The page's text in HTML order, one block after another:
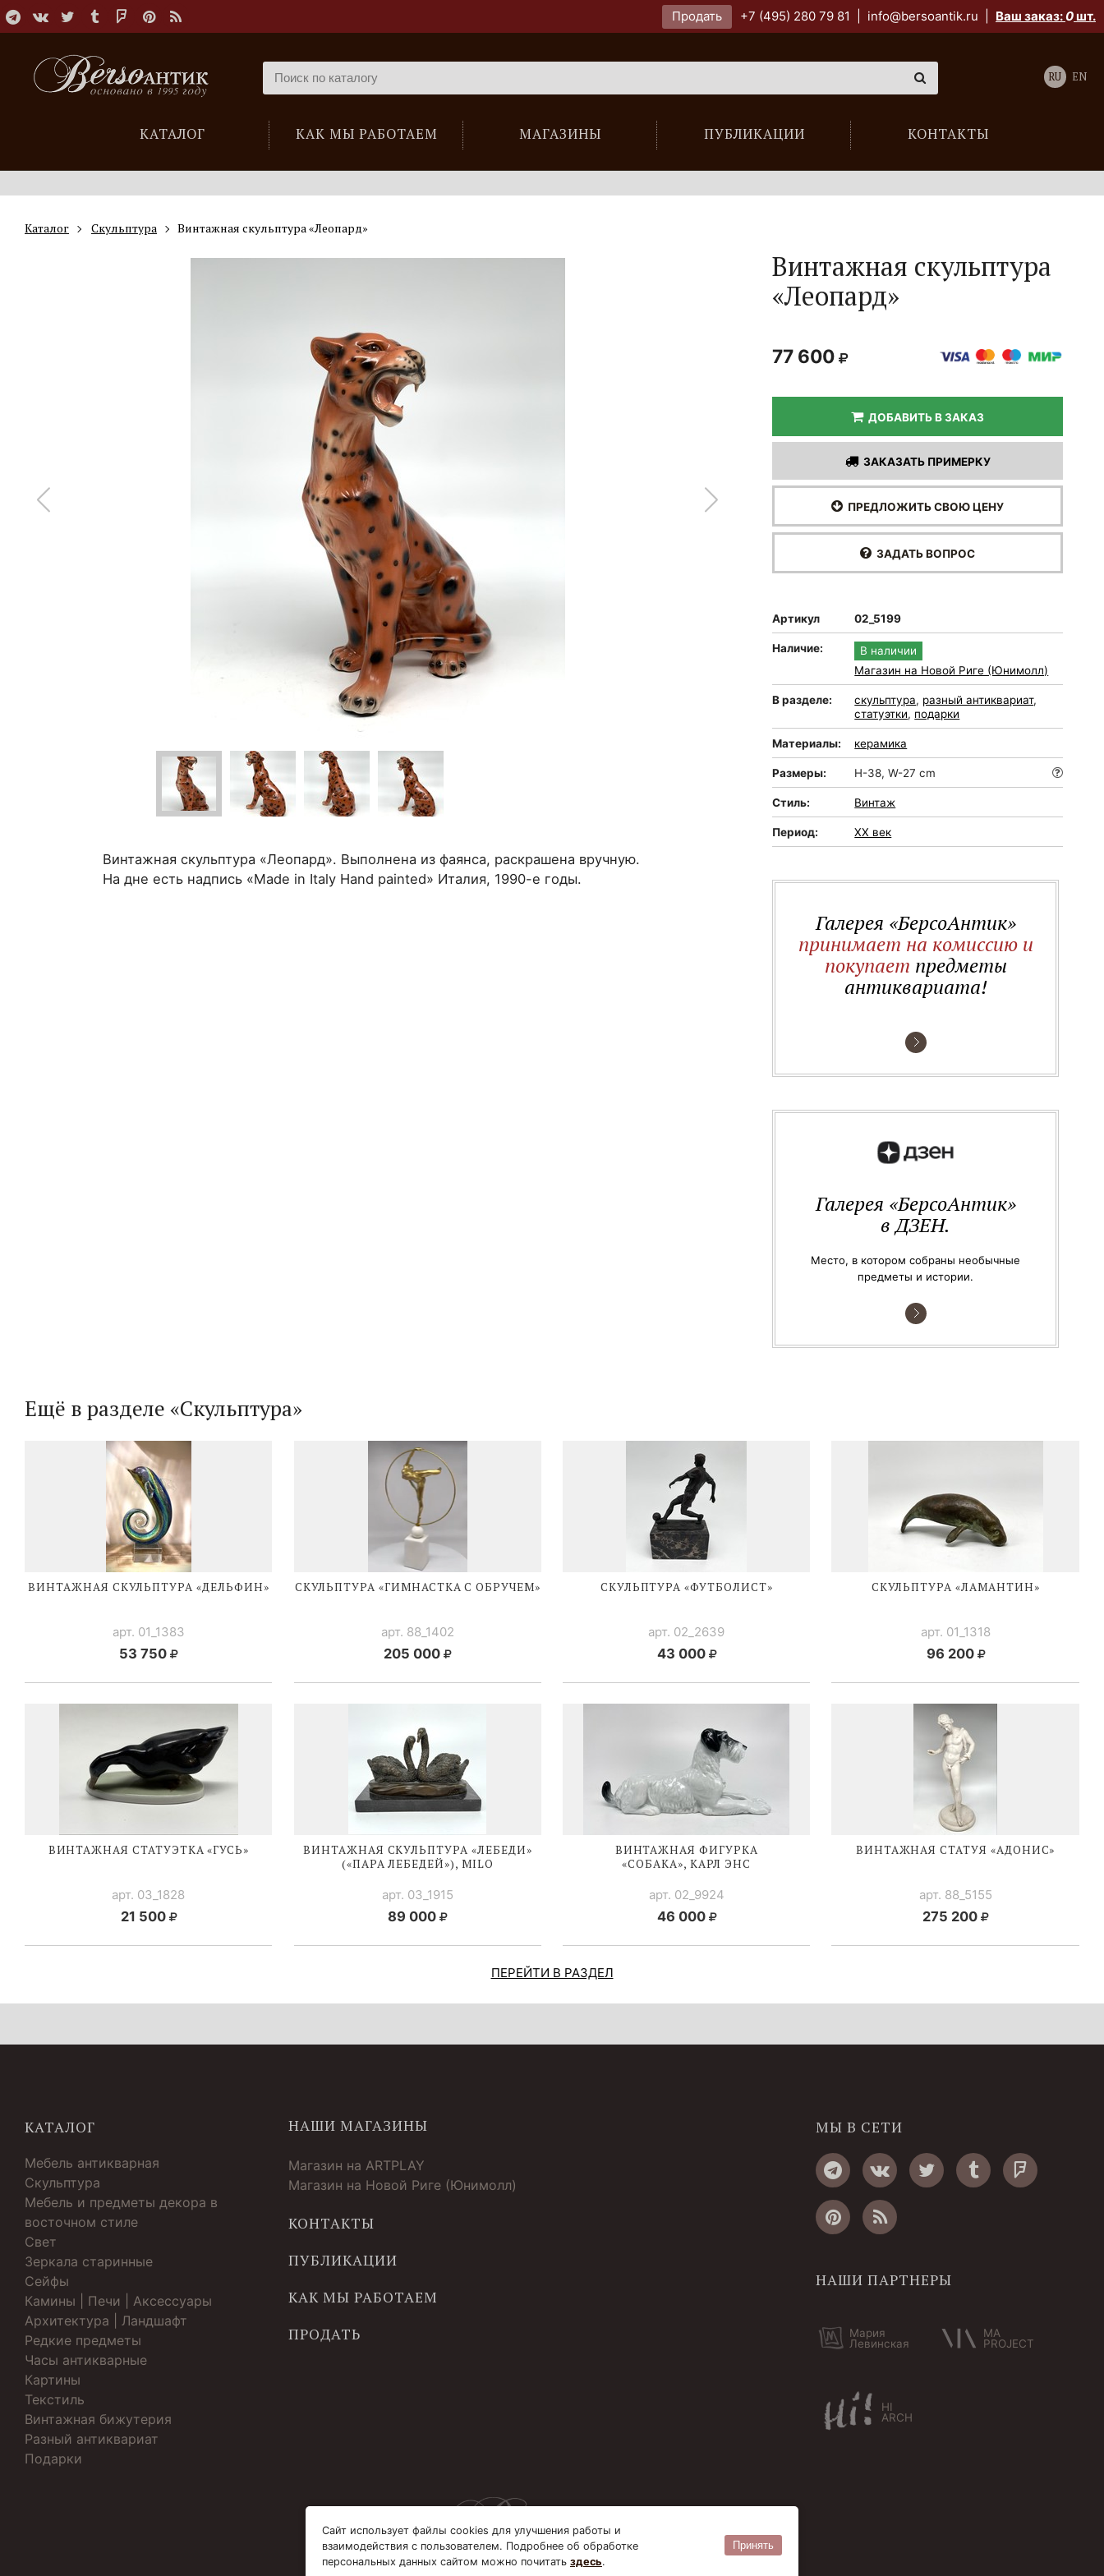
Продать +7 (495) 280 79 81 info@bersoantik.ru Ваш заказ:0шт.
КАТАЛОГ КАК МЫ РАБОТАЕМ МАГАЗИНЫ ПУБЛИКАЦИИ КОНТАКТЫ
RU EN
Каталог Скульптура Винтажная скульптура «Леопард»
Винтажная скульптура «Леопард». Выполнена из фаянса, раскрашена вручную.
На дне есть надпись «Made in Italy Hand painted» Италия, 1990-е годы.
Винтажная скульптура
«Леопард»
77 600
ДОБАВИТЬ В ЗАКАЗ
ЗАКАЗАТЬ ПРИМЕРКУ
ПРЕДЛОЖИТЬ СВОЮ ЦЕНУ
ЗАДАТЬ ВОПРОС
Артикул 02_5199
Наличие:
В наличии
Магазин на Новой Риге (Юнимолл)
В разделе: скульптура, разный антиквариат,
статуэтки, подарки
Материалы: керамика
Размеры: H-38, W-27 cm
Стиль: Винтаж
Период: XX век
Галерея «БерсоАнтик»
принимает на комиссию и
покупает предметы
антиквариата!
Галерея «БерсоАнтик»
в ДЗЕН.
Место, в котором собраны необычные
предметы и истории.
Ещё в разделе «Скульптура»
ВИНТАЖНАЯ СКУЛЬПТУРА «ДЕЛЬФИН»
арт. 01_1383
53 750
СКУЛЬПТУРА «ГИМНАСТКА С ОБРУЧЕМ»
арт. 88_1402
205 000
СКУЛЬПТУРА «ФУТБОЛИСТ»
арт. 02_2639
43 000
СКУЛЬПТУРА «ЛАМАНТИН»
арт. 01_1318
96 200
ВИНТАЖНАЯ СТАТУЭТКА «ГУСЬ»
арт. 03_1828
21 500
ВИНТАЖНАЯ СКУЛЬПТУРА «ЛЕБЕДИ»
(«ПАРА ЛЕБЕДЕЙ»), MILO
арт. 03_1915
89 000
ВИНТАЖНАЯ ФИГУРКА
«СОБАКА», КАРЛ ЭНС
арт. 02_9924
46 000
ВИНТАЖНАЯ СТАТУЯ «АДОНИС»
арт. 88_5155
275 200
ПЕРЕЙТИ В РАЗДЕЛ
КАТАЛОГ
Мебель антикварная
Скульптура
Мебель и предметы декора в
восточном стиле
Свет
Зеркала старинные
Cейфы
Камины | Печи | Аксессуары
Архитектура | Ландшафт
Редкие предметы
Часы антикварные
Картины
Текстиль
Винтажная бижутерия
Разный антиквариат
Подарки
НАШИ МАГАЗИНЫ
Магазин на ARTPLAY
Магазин на Новой Риге (Юнимолл)
КОНТАКТЫ
ПУБЛИКАЦИИ
КАК МЫ РАБОТАЕМ
ПРОДАТЬ
МЫ В СЕТИ
НАШИ ПАРТНЕРЫ
Мария
Левинская
MA
PROJECT
HI
ARCH
Сайт использует файлы cookies для улучшения работы и
взаимодействия с пользователем. Подробнее об обработке
персональных данных сайтом можно почитать здесь.
Принять